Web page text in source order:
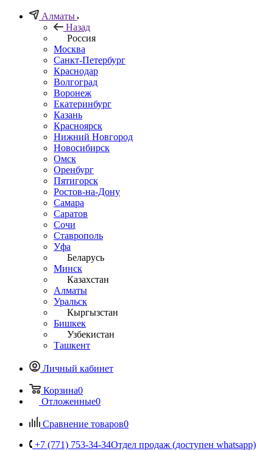
Алматы
Назад
Россия
Москва
Санкт-Петербург
Краснодар
Волгоград
Воронеж
Екатеринбург
Казань
Красноярск
Нижний Новгород
Новосибирск
Омск
Оренбург
Пятигорск
Ростов-на-Дону
Самара
Саратов
Сочи
Ставрополь
Уфа
Беларусь
Минск
Казахстан
Алматы
Уральск
Кыргызстан
Бишкек
Узбекистан
Ташкент
Личный кабинет
Корзина0
Отложенные0
Сравнение товаров0
+7 (771) 753-34-34Отдел продаж (доступен whatsapp)